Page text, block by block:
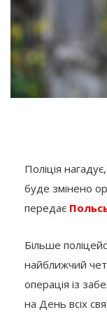
Поліція
буде змінено
передає
Більше
найближчий
операція із
на День всіх